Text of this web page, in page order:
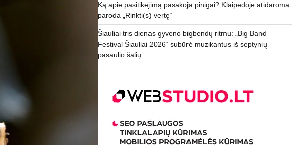
Ką apie pasitikėjimą pasakoja pinigai? Klaipėdoje atidaroma
paroda „Rinkti(s) vertę“
Šiauliai tris dienas gyveno bigbendų ritmu: „Big Band
Festival Šiauliai 2026“ subūrė muzikantus iš septynių
pasaulio šalių